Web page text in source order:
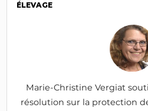
ÉLEVAGE
Marie-Christine Vergiat
résolution sur la protection